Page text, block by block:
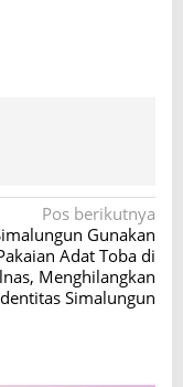
Pos berikutnya
Gunakan
Adat Toba di
Menghilangkan
Simalungun